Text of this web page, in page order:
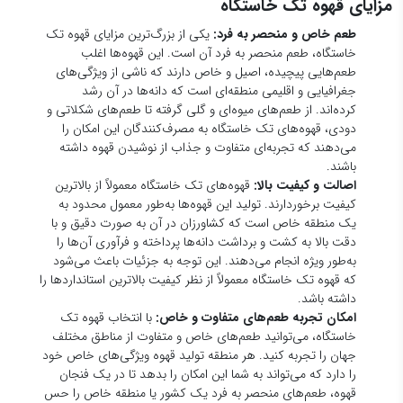
داشته باشد.
امکان تجربه طعم‌های متفاوت و خاص:با انتخاب قهوه تک
خاستگاه، می‌توانید طعم‌های خاص و متفاوت از مناطق مختلف
جهان را تجربه کنید. هر منطقه تولید قهوه ویژگی‌های خاص خود
را دارد که می‌تواند به شما این امکان را بدهد تا در یک فنجان
قهوه، طعم‌های منحصر به فرد یک کشور یا منطقه خاص را حس
کنید.
پشتیبانی از کشاورزی پایدار: بسیاری از قهوه‌های تک خاستگاه
از روش‌های کشاورزی پایدار و ارگانیک تولید می‌شوند که در آن‌ها
از سموم شیمیایی و کودهای مصنوعی استفاده نمی‌شود. خرید
قهوه‌های تک خاستگاه می‌تواند به حفظ محیط زیست و حمایت
از کشاورزان محلی کمک کند.
معایب قهوه تک خاستگاه
قیمت بالا:یکی از مهم‌ترین معایب قهوه تک خاستگاه، قیمت
بالای آن است. این قهوه‌ها به دلیل محدود بودن منطقه تولید،
فرآوری خاص و مراقبت‌های ویژه در مراحل برداشت و فرآوری،
هزینه بیشتری دارند. در نتیجه، قیمت قهوه تک خاستگاه معمولاً
بیشتر از قهوه‌های ترکیبی یا تجاری است. برای بسیاری از
مصرف‌کنندگان، این عامل می‌تواند محدودیتی در خرید قهوه تک
خاستگاه ایجاد کند.